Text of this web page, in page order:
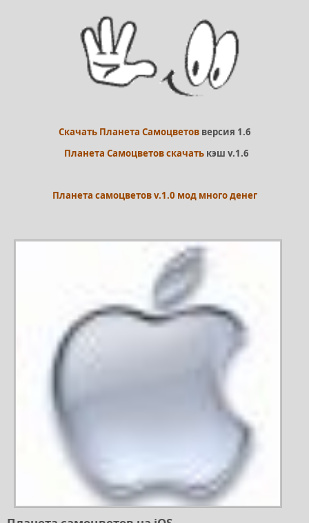
Скачать Планета Самоцветовверсия 1.6
Планета Самоцветов скачать кэш v.1.6
Планета самоцветов v.1.0 мод много денег